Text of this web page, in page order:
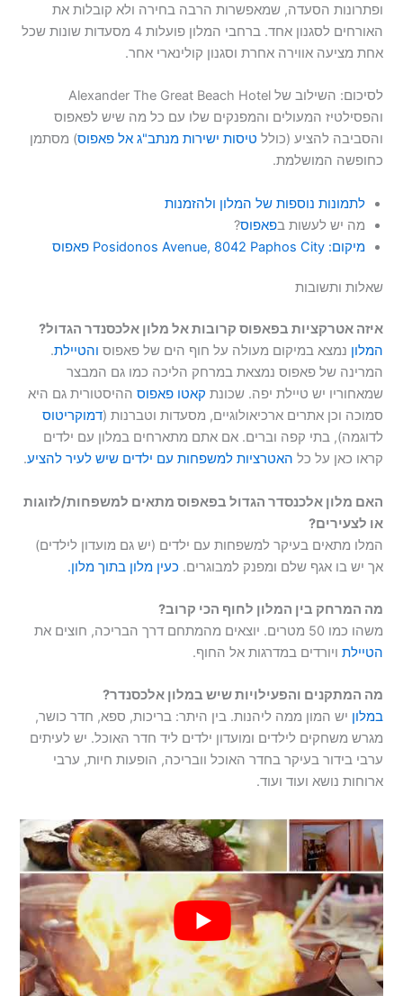
ופתרונות הסעדה, שמאפשרות הרבה בחירה ולא קובלות את
האורחים לסגנון אחד. ברחבי המלון פועלות 4 מסעדות שונות שכל
אחת מציעה אווירה אחרת וסגנון קולינארי אחר.
לסיכום: השילוב של Alexander The Great Beach Hotel
והפסילטיז המעולים והמפנקים שלו עם כל מה שיש לפאפוס
והסביבה להציע (כולל טיסות ישירות מנתב"ג אל פאפוס) מסתמן
כחופשה המושלמת.
לתמונות נוספות של המלון ולהזמנות
מה יש לעשות בפאפוס?
מיקום: Posidonos Avenue, 8042 Paphos City פאפוס
שאלות ותשובות
איזה אטרקציות בפאפוס קרובות אל ‪מלון אלכסנדר הגדול‬?
המלון נמצא במיקום מעולה על חוף הים של פאפוס והטיילת.
המרינה של פאפוס נמצאת במרחק הליכה כמו גם המבצר
שמאחוריו יש טיילת יפה. שכונת קאטו פאפוס ההיסטורית גם היא
סמוכה וכן אתרים ארכיאולוגיים, מסעדות וטברנות (דמוקריטוס
לדוגמה), בתי קפה וברים. אם אתם מתארחים במלון עם ילדים
קראו כאן על כל האטרציות למשפחות עם ילדים שיש לעיר להציע.
האם מלון אלכנסדר הגדול בפאפוס מתאים למשפחות/לזוגות
או לצעירים?
המלו מתאים בעיקר למשפחות עם ילדים (יש גם מועדון לילדים)
אך יש בו אגף שלם ומפנק למבוגרים. כעין מלון בתוך מלון.
מה המרחק בין המלון לחוף הכי קרוב?
משהו כמו 50 מטרים. יוצאים מהמתחם דרך הבריכה, חוצים את
הטיילת ויורדים במדרגות אל החוף.
מה המתקנים והפעילויות שיש במלון אלכסנדר?
במלון יש המון ממה ליהנות. בין היתר: בריכות, ספא, חדר כושר,
מגרש משחקים לילדים ומועדון ילדים ליד חדר האוכל. יש לעיתים
ערבי בידור בעיקר בחדר האוכל וובריכה, הופעות חיות, ערבי
ארוחות נושא ועוד ועוד.